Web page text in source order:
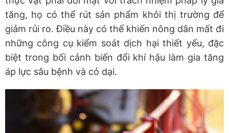
tăng, họ có thể rút sản phẩm khỏi thị trường để
giảm rủi ro. Điều này có thể khiến nông dân mất đi
những công cụ kiểm soát dịch hại thiết yếu, đặc
biệt trong bối cảnh biến đổi khí hậu làm gia tăng
áp lực sâu bệnh và cỏ dại.